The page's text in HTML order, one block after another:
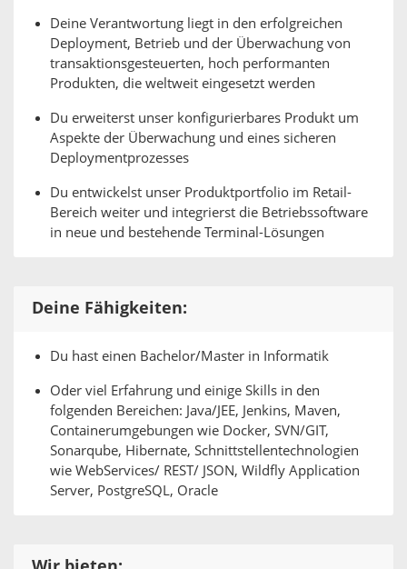
Deine Verantwortung liegt in den erfolgreichen
Deployment, Betrieb und der Überwachung von
transaktionsgesteuerten, hoch performanten
Produkten, die weltweit eingesetzt werden
Du erweiterst unser konfigurierbares Produkt um
Aspekte der Überwachung und eines sicheren
Deploymentprozesses
Du entwickelst unser Produktportfolio im Retail-
Bereich weiter und integrierst die Betriebssoftware
in neue und bestehende Terminal-Lösungen
Deine Fähigkeiten:
Du hast einen Bachelor/Master in Informatik
Oder viel Erfahrung und einige Skills in den
folgenden Bereichen: Java/JEE, Jenkins, Maven,
Containerumgebungen wie Docker, SVN/GIT,
Sonarqube, Hibernate, Schnittstellentechnologien
wie WebServices/ REST/ JSON, Wildfly Application
Server, PostgreSQL, Oracle